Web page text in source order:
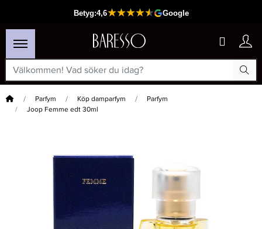
Hem Parfym Köp damparfym
Parfym
Joop Femme edt 30ml